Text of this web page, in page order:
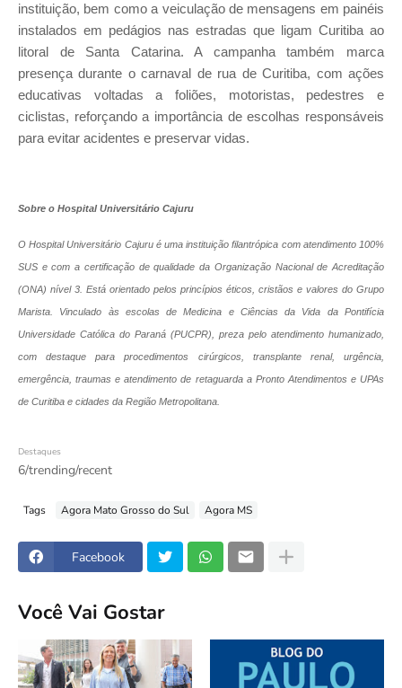
instituição, bem como a veiculação de mensagens em painéis
instalados em pedágios nas estradas que ligam Curitiba ao
litoral de Santa Catarina. A campanha também marca
presença durante o carnaval de rua de Curitiba, com ações
educativas voltadas a foliões, motoristas, pedestres e
ciclistas, reforçando a importância de escolhas responsáveis
para evitar acidentes e preservar vidas.
Sobre o Hospital Universitário Cajuru
O Hospital Universitário Cajuru é uma instituição filantrópica com atendimento 100%
SUS e com a certificação de qualidade da Organização Nacional de Acreditação
(ONA) nível 3. Está orientado pelos princípios éticos, cristãos e valores do Grupo
Marista. Vinculado às escolas de Medicina e Ciências da Vida da Pontifícia
Universidade Católica do Paraná (PUCPR), preza pelo atendimento humanizado,
com destaque para procedimentos cirúrgicos, transplante renal, urgência,
emergência, traumas e atendimento de retaguarda a Pronto Atendimentos e UPAs
de Curitiba e cidades da Região Metropolitana.
Destaques
6/trending/recent
Tags Agora Mato Grosso do Sul Agora MS
Facebook
Você Vai Gostar